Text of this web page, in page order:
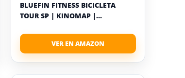
BLUEFIN FITNESS BICICLETA
TOUR SP | KINOMAP |...